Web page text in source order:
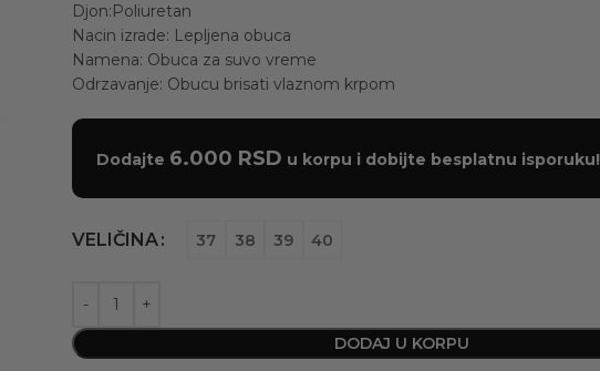
Djon:Poliuretan
Nacin izrade: Lepljena obuca
Namena: Obuca za suvo vreme
Odrzavanje: Obucu brisati vlaznom krpom
Dodajte 6.000 RSD u korpu i dobijte besplatnu isporuku!
VELIČINA 37 38 39 40
DODAJ U KORPU